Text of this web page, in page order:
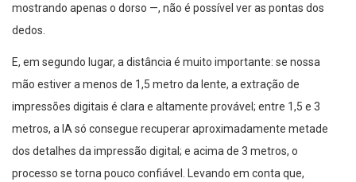
mostrando apenas o dorso —, não é possível ver as pontas dos
dedos.
E, em segundo lugar, a distância é muito importante: se nossa
mão estiver a menos de 1,5 metro da lente, a extração de
impressões digitais é clara e altamente provável; entre 1,5 e 3
metros, a IA só consegue recuperar aproximadamente metade
dos detalhes da impressão digital; e acima de 3 metros, o
processo se torna pouco confiável. Levando em conta que,